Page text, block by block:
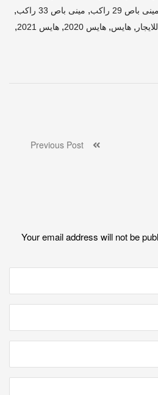
مينى باص 29 راكب , مينى باص 33 راكب ,
, هايس, هايس 2020 , هايس 2021 ,
Your email address will not be